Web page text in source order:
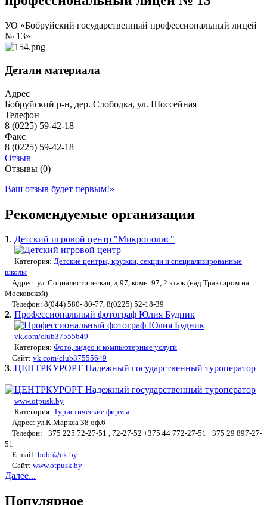
УО «Бобруйский государственный профессиональный лицей
№ 13»
Детали материала
Адрес
Бобруйский р-н, дер. Слободка, ул. Шоссейная
Телефон
8 (0225) 59-42-18
Факс
8 (0225) 59-42-18
Отзыв
Отзывы (0)
Ваш отзыв будет первым!»
Рекомендуемые организации
1. Детский игровой центр "Микрополис"
Категория: Детские центры, кружки, секции и специализированные
школы
Адрес: ул. Социалистическая, д.97, комн. 97, 2 этаж (над Трактиром на
Московской)
Телефон: 8(044) 580- 80-77, 8(0225) 52-18-39
2. Профессиональный фотограф Юлия Будник
vk.com/club37555649
Категория: Фото, видео и компьютерные услуги
Сайт: vk.com/club37555649
3. ЦЕНТРКУРОРТ Надежный государственный туроператор
www.otpusk.by
Категория: Туристические фирмы
Адрес: ул.К.Маркса 38 оф.6
Телефон: +375 225 72-27-51 , 72-27-52 +375 44 772-27-51 +375 29 897-27-
51
E-mail: bobr@ck.by
Сайт: www.otpusk.by
Далее...
Популярное